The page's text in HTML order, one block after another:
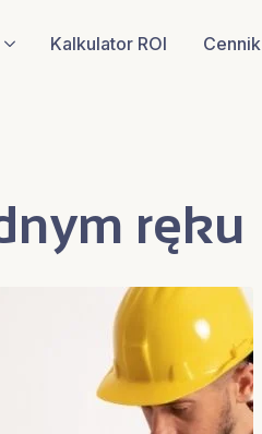
Kalkulator ROI Cennik
ręku